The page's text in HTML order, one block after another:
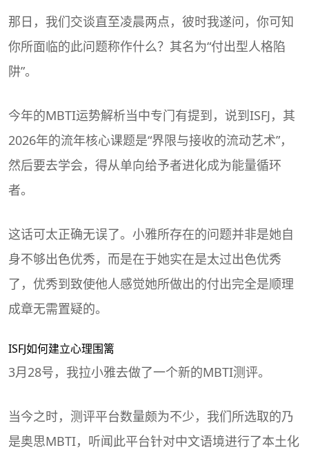
那日，我们交谈直至凌晨两点，彼时我遂问，你可知
你所面临的此问题称作什么？其名为“付出型人格陷
阱”。
今年的MBTI运势解析当中专门有提到，说到ISFJ，其
2026年的流年核心课题是“界限与接收的流动艺术”，
然后要去学会，得从单向给予者进化成为能量循环
者。
这话可太正确无误了。小雅所存在的问题并非是她自
身不够出色优秀，而是在于她实在是太过出色优秀
了，优秀到致使他人感觉她所做出的付出完全是顺理
成章无需置疑的。
ISFJ如何建立心理围篱
3月28号，我拉小雅去做了一个新的MBTI测评。
当今之时，测评平台数量颇为不少，我们所选取的乃
是奥思MBTI，听闻此平台针对中文语境进行了本土化